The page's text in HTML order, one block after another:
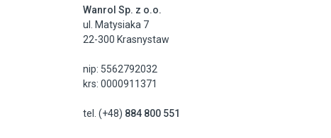
Wanrol Sp. z o.o.
ul. Matysiaka 7
22-300 Krasnystaw
nip: 5562792032
krs: 0000911371
tel. (+48) 884 800 551